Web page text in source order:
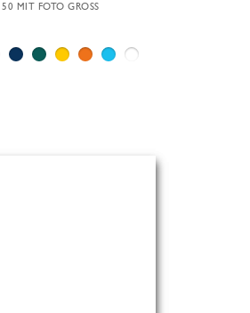
50 MIT FOTO GROSS